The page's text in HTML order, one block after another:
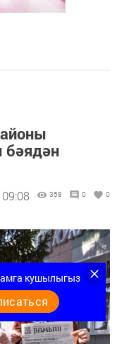
бәядән
358 0 0
кушылыгыз